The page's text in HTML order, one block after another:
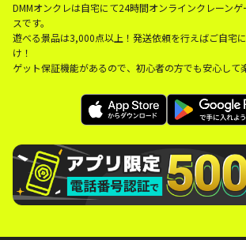
DMMオンクレは自宅にて24時間オンラインクレーン
スです。
遊べる景品は3,000点以上！発送依頼を行えばご自宅
け！
ゲット保証機能があるので、初心者の方でも安心して